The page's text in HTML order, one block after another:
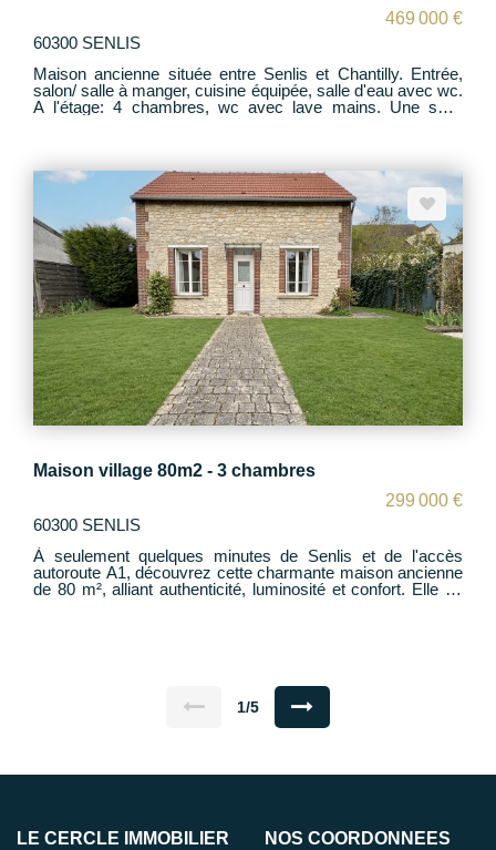
469 000 €
60300 SENLIS
Maison ancienne située entre Senlis et Chantilly. Entrée,
salon/ salle à manger, cuisine équipée, salle d'eau avec wc.
A l'étage: 4 chambres, wc avec lave mains. Une suite
électrifié, un garage moto. Jardin clos de 1300m2 bordé de
rivière Proche A1 CDG Roissy, Paris, proche écoles,
proche gare de Chantilly. Contact Alexandra Neel
p.0620853806
Maison village 80m2 - 3 chambres
299 000 €
60300 SENLIS
À seulement quelques minutes de Senlis et de l'accès
autoroute A1, découvrez cette charmante maison ancienne
de 80 m², alliant authenticité, luminosité et confort. Elle se
sérénité pour les futurs acquéreurs Une belle opportunité
pour les amoureux de l'ancien à la recherche de tranquillité
avec commodités à proximité. A visiter sans tarder !!
1/5
LE CERCLE IMMOBILIER NOS COORDONNÉES